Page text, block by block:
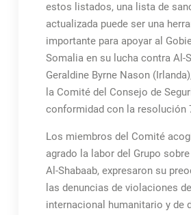
estos listados, una lista de
actualizada puede ser una
importante para apoyar al
Somalia en su lucha contra Al-
Geraldine Byrne Nason
la Comité del Consejo de
conformidad con la resolución
Los miembros del Comité
agrado la labor del Grupo
Al-Shabaab, expresaron su
las denuncias de violaciones
internacional humanitario y de